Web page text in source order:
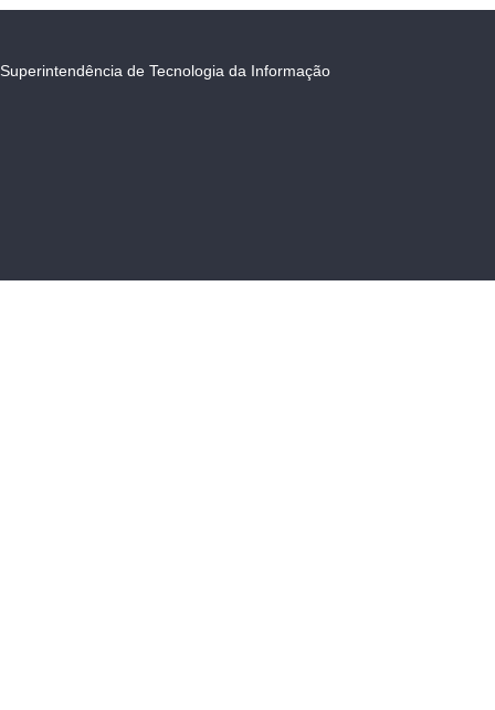
Superintendência de Tecnologia da Informação